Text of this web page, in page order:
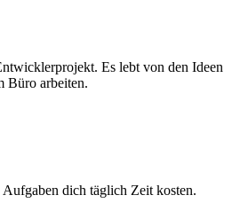
Es lebt von den Ideen
Büro arbeiten.
dich täglich Zeit kosten.